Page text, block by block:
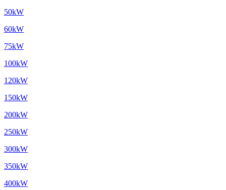
50kW
60kW
75kW
100kW
120kW
150kW
200kW
250kW
300kW
350kW
400kW